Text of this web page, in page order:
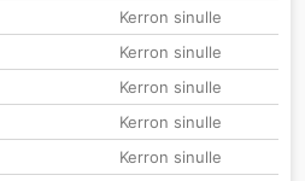
Kerron sinulle
Kerron sinulle
Kerron sinulle
Kerron sinulle
Kerron sinulle